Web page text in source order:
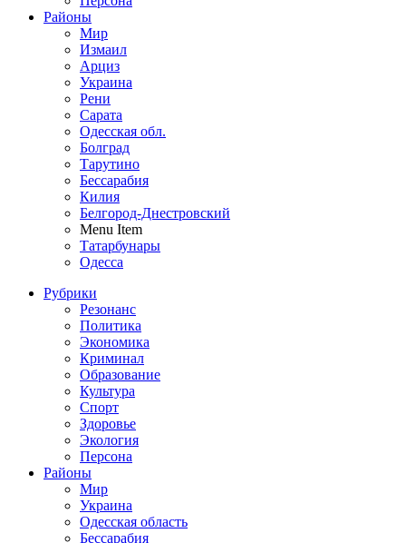
Районы
Мир
Измаил
Арциз
Украина
Рени
Сарата
Одесская обл.
Болград
Тарутино
Бессарабия
Килия
Белгород-Днестровский
Menu Item
Татарбунары
Одесса
Рубрики
Резонанс
Политика
Экономика
Криминал
Образование
Культура
Спорт
Здоровье
Экология
Персона
Районы
Мир
Украина
Одесская область
Бессарабия